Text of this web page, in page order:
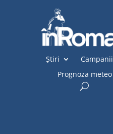
Știri
Campanii
Prognoza meteo